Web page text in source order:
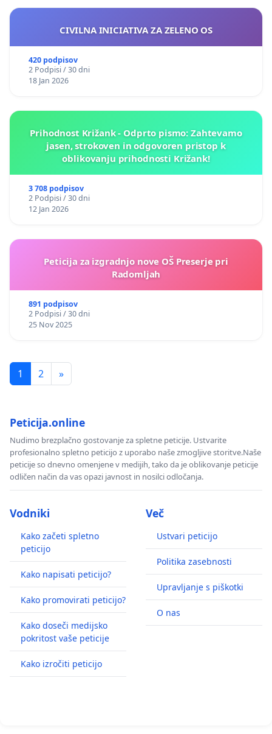
CIVILNA INICIATIVA ZA ZELENO OS
420 podpisov
2 Podpisi / 30 dni
18 Jan 2026
Prihodnost Križank - Odprto pismo: Zahtevamo
jasen, strokoven in odgovoren pristop k
oblikovanju prihodnosti Križank!
3 708 podpisov
2 Podpisi / 30 dni
12 Jan 2026
Peticija za izgradnjo nove OŠ Preserje pri
Radomljah
891 podpisov
2 Podpisi / 30 dni
25 Nov 2025
1 2 »
Peticija.online
Nudimo brezplačno gostovanje za spletne peticije. Ustvarite
profesionalno spletno peticijo z uporabo naše zmogljive storitve.Naše
peticije so dnevno omenjene v medijih, tako da je oblikovanje peticije
odličen način da vas opazi javnost in nosilci odločanja.
Vodniki
Kako začeti spletno
peticijo
Kako napisati peticijo?
Kako promovirati peticijo?
Kako doseči medijsko
pokritost vaše peticije
Kako izročiti peticijo
Več
Ustvari peticijo
Politika zasebnosti
Upravljanje s piškotki
O nas